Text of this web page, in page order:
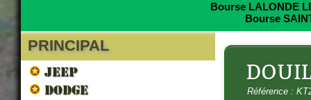
Bourse LALONDE
Bourse
PRINCIPAL
JEEP
DODGE
Référence :
Saisir le code suivant :
Nos clients ont aussi